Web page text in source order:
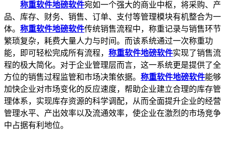
称重软件地磅软件宛如一个强大的商业中枢，将采购、产
品、库存、财务、销售、订单、支付等管理模块有机整合为一
体。 称重软件地磅软件传统销售流程中，称重记录与销售环节
繁琐复杂，耗费大量人力与时间。而该系统通过一次称重功
能，即可轻松完成所有流程， 称重软件地磅软件实现了销售流
程的极大简化。对于企业管理层而言，这一系统更是提供了全
方位的销售过程监管和市场决策依据。 称重软件地磅软件能够
加快企业对市场变化的反应速度，帮助企业建立合理的库存管
理体系，实现库存资源的科学调配，从而全面提升企业的经营
管理水平、产出效率以及流通效率，使企业在激烈的市场竞争
中占据有利地位。